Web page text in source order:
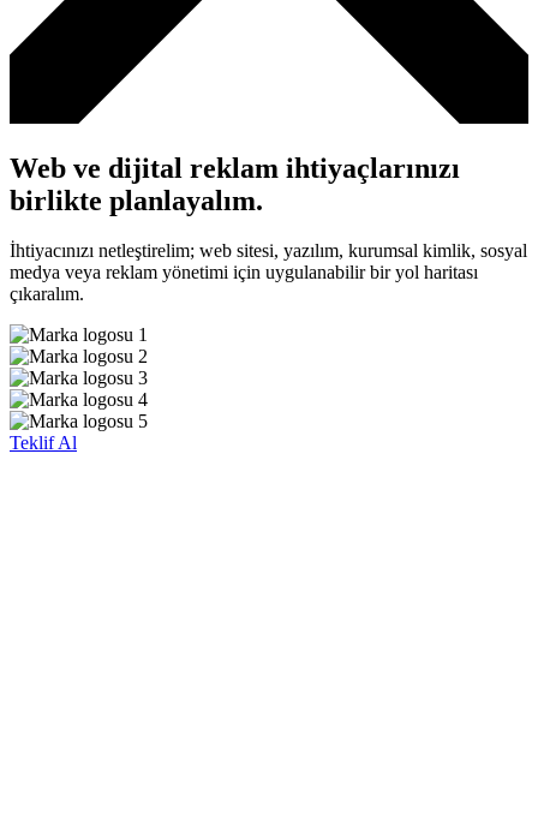
Web ve dijital reklam ihtiyaçlarınızı
birlikte planlayalım.
İhtiyacınızı netleştirelim; web sitesi, yazılım, kurumsal kimlik, sosyal
medya veya reklam yönetimi için uygulanabilir bir yol haritası
çıkaralım.
Teklif Al